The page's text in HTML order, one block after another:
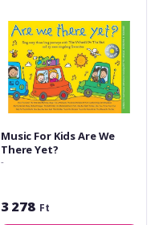
Music For Kids Are We
There Yet?
-
3 278 Ft